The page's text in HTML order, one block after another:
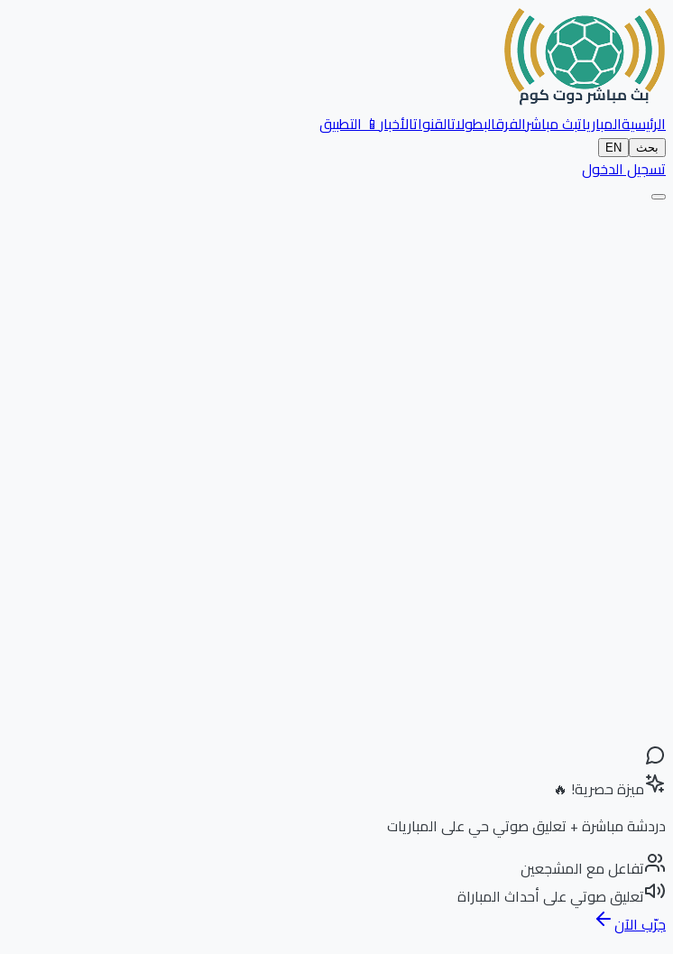
الرئيسيةالمبارياتبث مباشرالفرقالبطولاتالقنواتالأخبار📱 التطبيق
بحث EN
تسجيل الدخول
ميزة حصرية! 🔥
دردشة مباشرة + تعليق صوتي حي على المباريات
تفاعل مع المشجعين
تعليق صوتي على أحداث المباراة
جرّب الآن